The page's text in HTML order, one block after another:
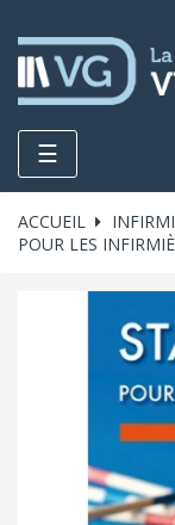
Toggle
navigation
☰
ACCUEIL
POUR LES